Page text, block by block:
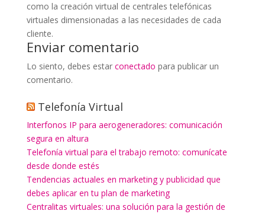
como la creación virtual de centrales telefónicas
virtuales dimensionadas a las necesidades de cada
cliente.
Enviar comentario
Lo siento, debes estar conectado para publicar un
comentario.
Telefonía Virtual
Interfonos IP para aerogeneradores: comunicación
segura en altura
Telefonía virtual para el trabajo remoto: comunícate
desde donde estés
Tendencias actuales en marketing y publicidad que
debes aplicar en tu plan de marketing
Centralitas virtuales: una solución para la gestión de